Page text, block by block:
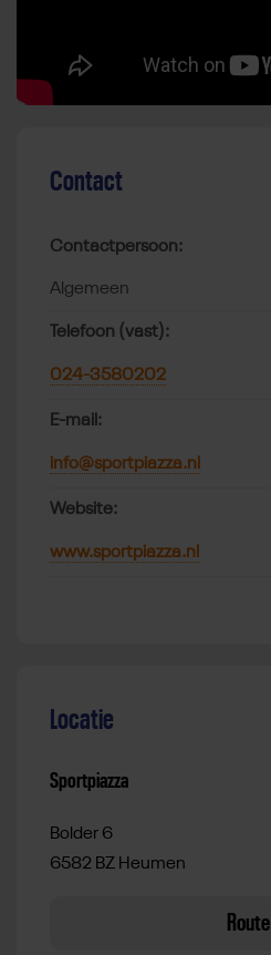
Contact
Contactpersoon:
Algemeen
Telefoon (vast):
024-3580202
E-mail:
info@sportpiazza.nl
Website:
www.sportpiazza.nl
Locatie
Sportpiazza
Bolder 6
6582 BZ Heumen
Route